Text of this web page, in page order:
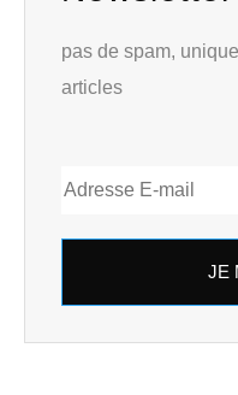
pas de spam,
articles
JE